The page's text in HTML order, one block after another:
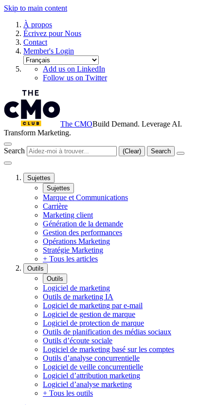
Skip to main content
À propos
Écrivez pour Nous
Contact
Member's Login
Add us on LinkedIn
Follow us on Twitter
The CMOBuild Demand. Leverage AI.
Transform Marketing.
Search (Clear) Search
Sujettes
Sujettes
Marque et Communications
Carrière
Marketing client
Génération de la demande
Gestion des performances
Opérations Marketing
Stratégie Marketing
+ Tous les articles
Outils
Outils
Logiciel de marketing
Outils de marketing IA
Logiciel de marketing par e-mail
Logiciel de gestion de marque
Logiciel de protection de marque
Outils de planification des médias sociaux
Outils d’écoute sociale
Logiciel de marketing basé sur les comptes
Outils d’analyse concurrentielle
Logiciel de veille concurrentielle
Logiciel d’attribution marketing
Logiciel d’analyse marketing
+ Tous les outils